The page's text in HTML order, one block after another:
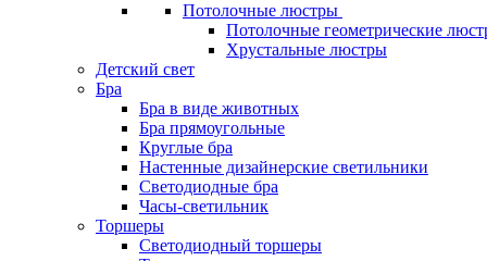
Потолочные люстры
Потолочные геометрические
Хрустальные люстры
Детский свет
Бра
Бра в виде животных
Бра прямоугольные
Круглые бра
Настенные дизайнерские светильники
Светодиодные бра
Часы-светильник
Торшеры
Светодиодный торшеры